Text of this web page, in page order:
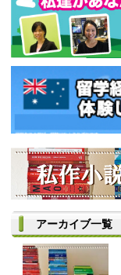
アーカイブ一覧